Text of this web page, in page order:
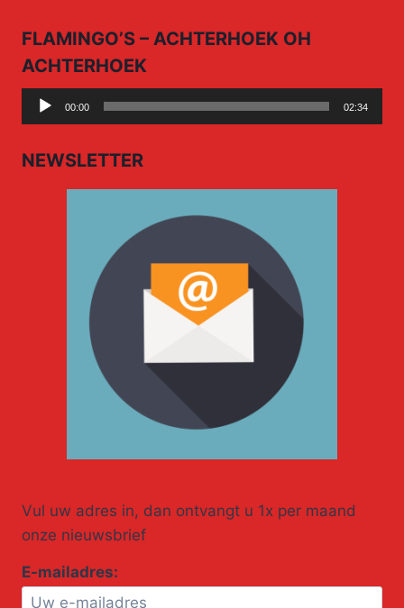
FLAMINGO’S – ACHTERHOEK OH
ACHTERHOEK
Audio
Player
00:00 02:34
NEWSLETTER
Vul uw adres in, dan ontvangt u 1x per maand
onze nieuwsbrief
E-mailadres: